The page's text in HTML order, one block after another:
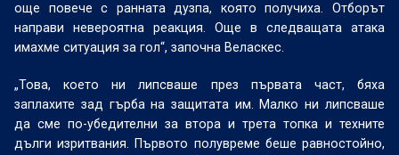
още повече с ранната дузпа, която получиха. Отборът
направи невероятна реакция. Още в следващата атака
имахме ситуация за гол“, започна Веласкес.
„Това, което ни липсваше през първата част, бяха
заплахите зад гърба на защитата им. Малко ни липсваше
да сме по-убедителни за втора и трета топка и техните
дълги изритвания. Първото полувреме беше равностойно,